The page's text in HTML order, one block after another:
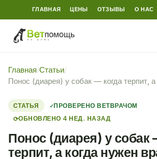
ГЛАВНАЯ ЦЕНЫ ОТЗЫВЫ О НАС
Главная/Статьи/
Понос (диарея) у собак — когда терпит, а
СТАТЬЯ
ПРОВЕРЕНО ВЕТВРАЧОМ
⟳ОБНОВЛЕНО 4 НЕД. НАЗАД
Понос (диарея) у собак
терпит, а когда нужен